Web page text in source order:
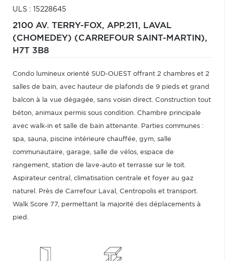
ULS : 15228645
2100 AV. TERRY-FOX, APP.211, LAVAL
(CHOMEDEY) (CARREFOUR SAINT-MARTIN),
H7T 3B8
Condo lumineux orienté SUD-OUEST offrant 2 chambres et 2
salles de bain, avec hauteur de plafonds de 9 pieds et grand
balcon à la vue dégagée, sans voisin direct. Construction tout
béton, animaux permis sous condition. Chambre principale
avec walk-in et salle de bain attenante. Parties communes :
spa, sauna, piscine intérieure chauffée, gym, salle
communautaire, garage, salle de vélos, espace de
rangement, station de lave-auto et terrasse sur le toit.
Aspirateur central, climatisation centrale et foyer au gaz
naturel. Près de Carrefour Laval, Centropolis et transport.
Walk Score 77, permettant la majorité des déplacements à
pied.